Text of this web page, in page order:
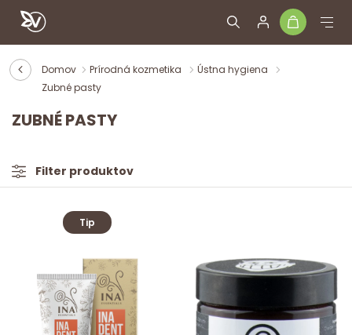
Domov Prírodná kozmetika
Ústna hygiena
Zubné pasty
ZUBNÉ PASTY
Filter produktov
Tip